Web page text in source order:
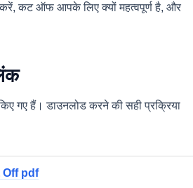
कट ऑफ आपके लिए क्यों महत्वपूर्ण है, और
गए हैं। डाउनलोड करने की सही प्रक्रिया
Off pdf